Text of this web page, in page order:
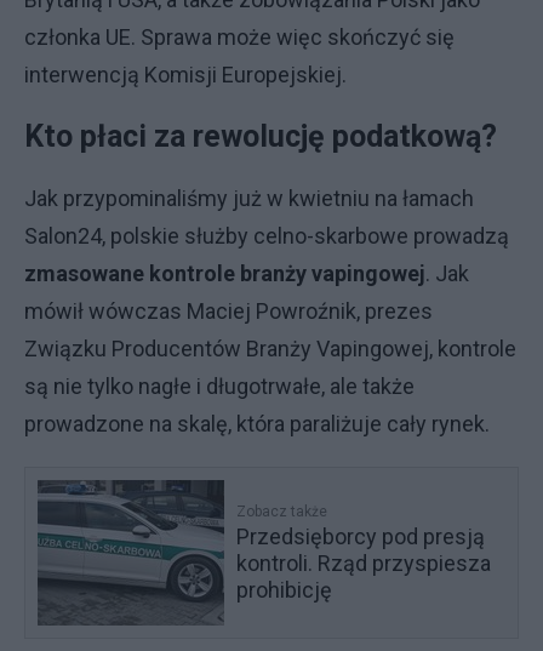
członka UE. Sprawa może więc skończyć się
interwencją Komisji Europejskiej.
Kto płaci za rewolucję podatkową?
Jak przypominaliśmy już w kwietniu na łamach
Salon24, polskie służby celno-skarbowe prowadzą
zmasowane kontrole branży vapingowej. Jak
mówił wówczas Maciej Powroźnik, prezes
Związku Producentów Branży Vapingowej, kontrole
są nie tylko nagłe i długotrwałe, ale także
prowadzone na skalę, która paraliżuje cały rynek.
Zobacz także
Przedsięborcy pod presją
kontroli. Rząd przyspiesza
prohibicję